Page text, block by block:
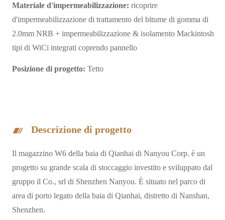
Materiale d'impermeabilizzazione: ricoprire
d'impermeabilizzazione di trattamento del bitume di gomma di
2.0mm NRB + impermeabilizzazione & isolamento Mackintosh
tipi di WiCi integrati coprendo pannello
Posizione di progetto: Tetto
Descrizione di progetto
Il magazzino W6 della baia di Qianhai di Nanyou Corp. è un
progetto su grande scala di stoccaggio investito e sviluppato dal
gruppo il Co., srl di Shenzhen Nanyou. È situato nel parco di
area di porto legato della baia di Qianhai, distretto di Nanshan,
Shenzhen.